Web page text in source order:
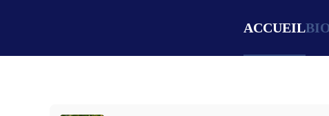
ACCUEIL